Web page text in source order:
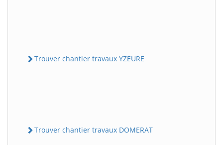
Trouver chantier travaux YZEURE
Trouver chantier travaux DOMERAT